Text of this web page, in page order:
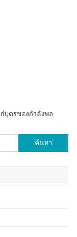
บุตรของกำลังพล
สำหรับ: